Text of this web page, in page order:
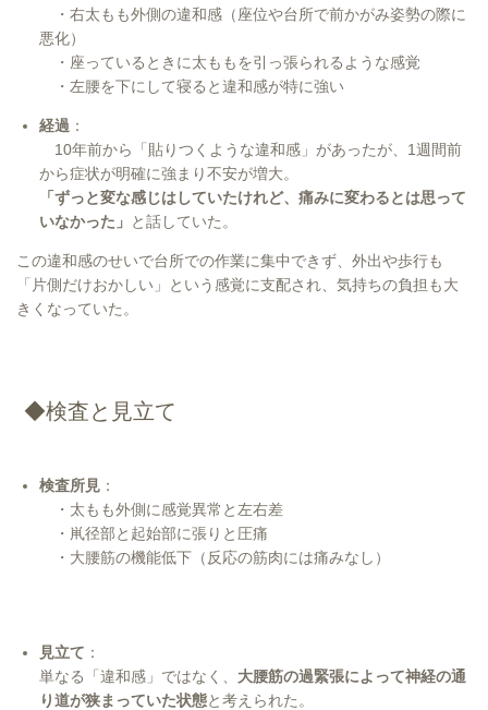
・右太もも外側の違和感（座位や台所で前かがみ姿勢の際に
悪化）
・座っているときに太ももを引っ張られるような感覚
・左腰を下にして寝ると違和感が特に強い
経過 ：
10年前から「貼りつくような違和感」があったが、1週間前
から症状が明確に強まり不安が増大。
「ずっと変な感じはしていたけれど、痛みに変わるとは思って
いなかった」 と話していた。
この違和感のせいで台所での作業に集中できず、外出や歩行も
「片側だけおかしい」という感覚に支配され、気持ちの負担も大
きくなっていた。
◆検査と見立て
検査所見 ：
・太もも外側に感覚異常と左右差
・鼡径部と起始部に張りと圧痛
・大腰筋の機能低下（反応の筋肉には痛みなし）
見立て ：
単なる「違和感」ではなく、 大腰筋の過緊張によって神経の通
り道が狭まっていた状態と考えられた。